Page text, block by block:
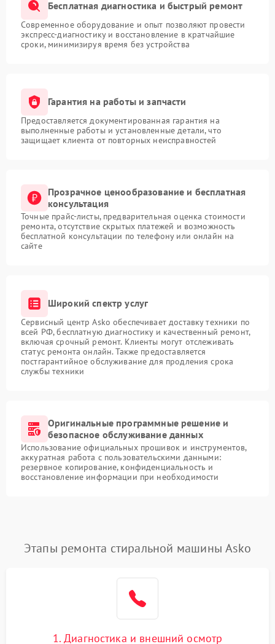
Бесплатная диагностика и быстрый ремонт
Современное оборудование и опыт позволяют провести
экспресс-диагностику и восстановление в кратчайшие
сроки, минимизируя время без устройства
Гарантия на работы и запчасти
Предоставляется документированная гарантия на
выполненные работы и установленные детали, что
защищает клиента от повторных неисправностей
Прозрачное ценообразование и бесплатная
консультация
Точные прайс-листы, предварительная оценка стоимости
ремонта, отсутствие скрытых платежей и возможность
бесплатной консультации по телефону или онлайн на
сайте
Широкий спектр услуг
Сервисный центр Asko обеспечивает доставку техники по
всей РФ, бесплатную диагностику и качественный ремонт,
включая срочный ремонт. Клиенты могут отслеживать
статус ремонта онлайн. Также предоставляется
постгарантийное обслуживание для продления срока
службы техники
Оригинальные программные решение и
безопасное обслуживание данных
Использование официальных прошивок и инструментов,
аккуратная работа с пользовательскими данными:
резервное копирование, конфиденциальность и
восстановление информации при необходимости
Этапы ремонта стиральной машины Asko
1. Диагностика и внешний осмотр